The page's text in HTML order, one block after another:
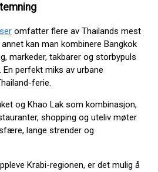
omfatter flere av Thailands mest
kan man kombinere Bangkok
markeder, takbarer og storbypuls
perfekt miks av urbane
ferie.
og Khao Lak som kombinasjon,
shopping og uteliv møter
lange strender og
Krabi-regionen, er det mulig å